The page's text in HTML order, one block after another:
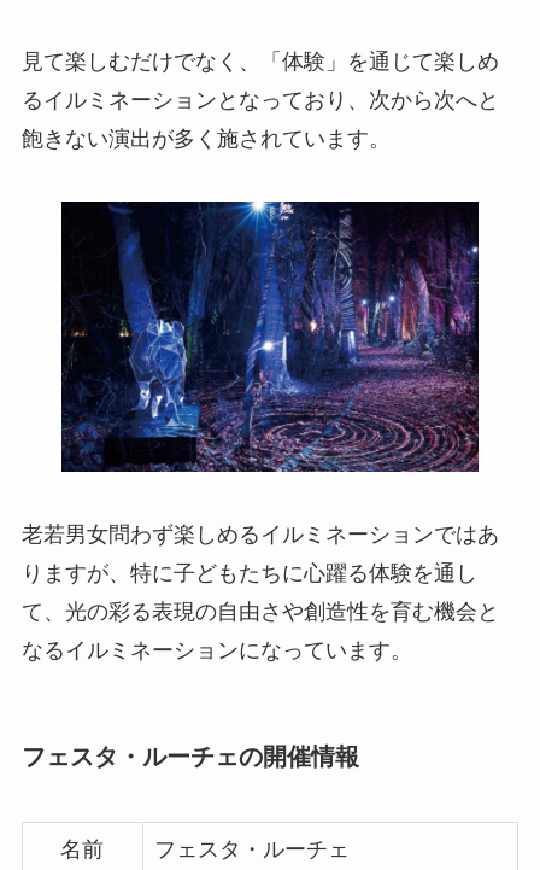
見て楽しむだけでなく、「体験」を通じて楽しめ
るイルミネーションとなっており、次から次へと
飽きない演出が多く施されています。
老若男女問わず楽しめるイルミネーションではあ
りますが、特に子どもたちに心躍る体験を通し
て、光の彩る表現の自由さや創造性を育む機会と
なるイルミネーションになっています。
フェスタ・ルーチェの開催情報
名前 フェスタ・ルーチェ